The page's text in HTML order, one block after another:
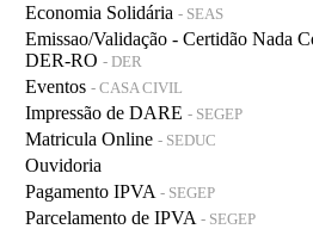
Economia Solidária - SEAS
Emissao/Validação - Certidão Nada
DER-RO - DER
Eventos - CASA CIVIL
Impressão de DARE - SEGEP
Matricula Online - SEDUC
Ouvidoria
Pagamento IPVA - SEGEP
Parcelamento de IPVA - SEGEP